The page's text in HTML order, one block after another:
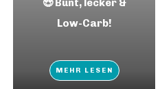
😍 Bunt, lecker &
Low-Carb!
MEHR LESEN